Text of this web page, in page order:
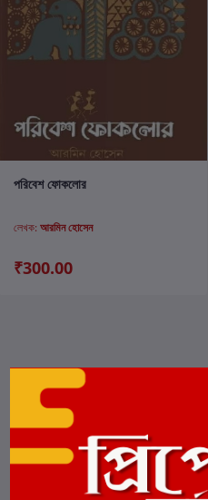
কার্টে যোগ করুন
পরিবেশ ফোকলোর
লেখক: আরমিন হোসেন
₹300.00